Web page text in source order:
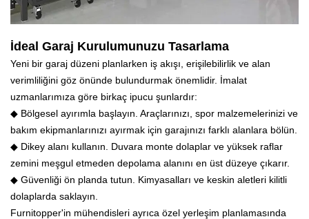
İdeal Garaj Kurulumunuzu Tasarlama
Yeni bir garaj düzeni planlarken iş akışı, erişilebilirlik ve alan
verimliliğini göz önünde bulundurmak önemlidir. İmalat
uzmanlarımıza göre birkaç ipucu şunlardır:
◆ Bölgesel ayırımla başlayın. Araçlarınızı, spor malzemelerinizi ve
bakım ekipmanlarınızı ayırmak için garajınızı farklı alanlara bölün.
◆ Dikey alanı kullanın. Duvara monte dolaplar ve yüksek raflar
zemini meşgul etmeden depolama alanını en üst düzeye çıkarır.
◆ Güvenliği ön planda tutun. Kimyasalları ve keskin aletleri kilitli
dolaplarda saklayın.
Furnitopper'in mühendisleri ayrıca özel yerleşim planlamasında